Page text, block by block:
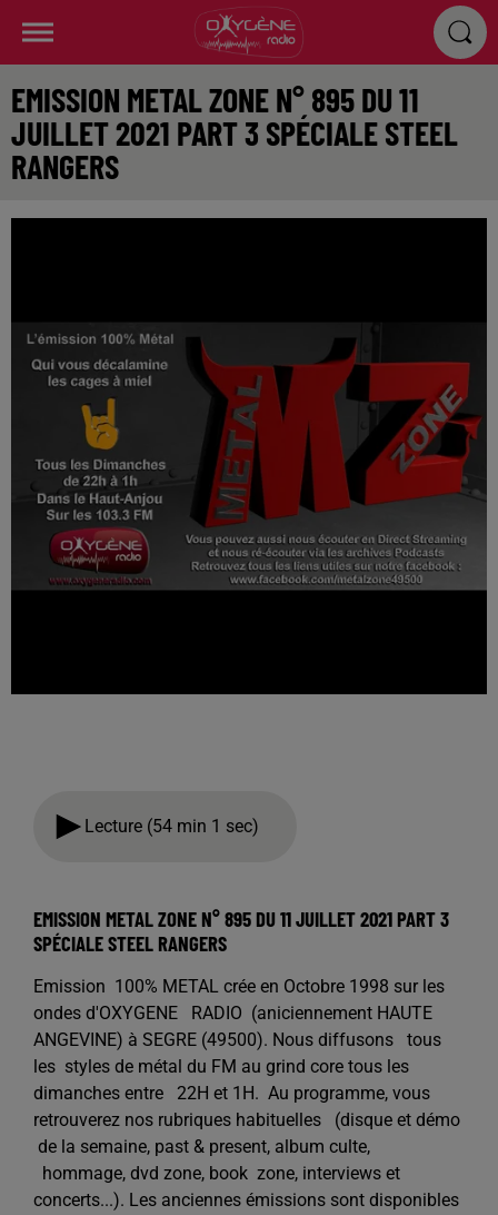
EMISSION METAL ZONE N° 895 DU 11
JUILLET 2021 PART 3 SPÉCIALE STEEL
RANGERS
Lecture (54 min 1 sec)
EMISSION METAL ZONE N° 895 DU 11 JUILLET 2021 PART 3
SPÉCIALE STEEL RANGERS
Emission 100% METAL crée en Octobre 1998 sur les
ondes d'OXYGENE RADIO (aniciennement HAUTE
ANGEVINE) à SEGRE (49500). Nous diffusons tous
les styles de métal du FM au grind core tous les
dimanches entre 22H et 1H. Au programme, vous
retrouverez nos rubriques habituelles (disque et démo
de la semaine, past & present, album culte,
hommage, dvd zone, book zone, interviews et
concerts...). Les anciennes émissions sont disponibles